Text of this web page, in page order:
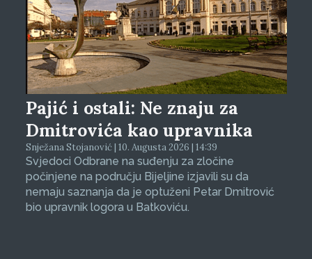
Pajić i ostali: Ne znaju za
Dmitrovića kao upravnika
Snježana Stojanović | 10. Augusta 2026 | 14:39
Svjedoci Odbrane na suđenju za zločine
počinjene na području Bijeljine izjavili su da
nemaju saznanja da je optuženi Petar Dmitrović
bio upravnik logora u Batkoviću.